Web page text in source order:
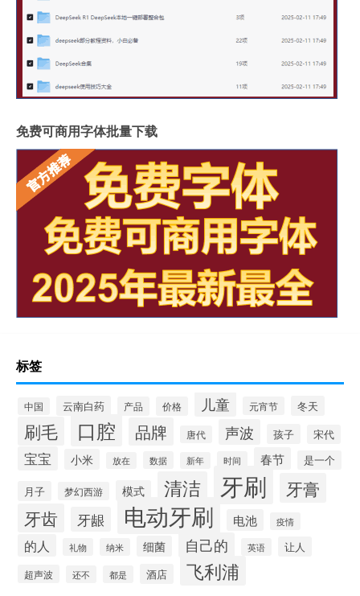
免费可商用字体批量下载
标签
中国 云南白药 产品 价格 儿童 元宵节 冬天
刷毛 口腔 品牌 唐代 声波 孩子 宋代
宝宝 小米 放在 数据 新年 时间 春节 是一个
月子 梦幻西游 模式 清洁 牙刷 牙膏
牙齿 牙龈 电动牙刷 电池 疫情
的人 礼物 纳米 细菌 自己的 英语 让人
超声波 还不 都是 酒店 飞利浦